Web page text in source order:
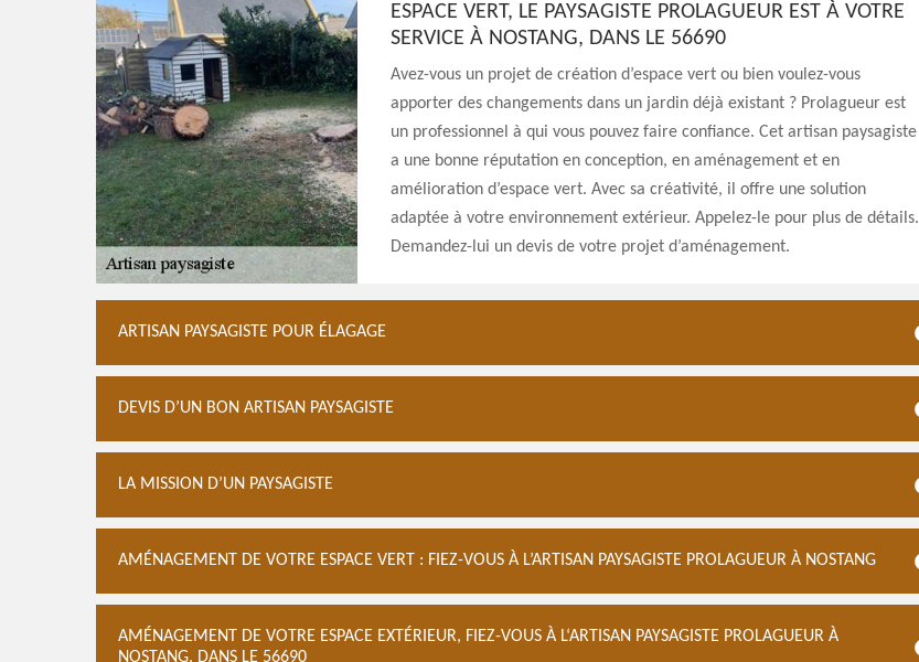
ESPACE VERT, LE PAYSAGISTE PROLAGUEUR EST À VOTRE
SERVICE À NOSTANG, DANS LE 56690
Avez-vous un projet de création d’espace vert ou bien voulez-vous
apporter des changements dans un jardin déjà existant ? Prolagueur est
un professionnel à qui vous pouvez faire confiance. Cet artisan paysagiste
a une bonne réputation en conception, en aménagement et en
amélioration d’espace vert. Avec sa créativité, il offre une solution
adaptée à votre environnement extérieur. Appelez-le pour plus de détails.
Demandez-lui un devis de votre projet d’aménagement.
ARTISAN PAYSAGISTE POUR ÉLAGAGE
DEVIS D’UN BON ARTISAN PAYSAGISTE
LA MISSION D’UN PAYSAGISTE
AMÉNAGEMENT DE VOTRE ESPACE VERT : FIEZ-VOUS À L’ARTISAN PAYSAGISTE PROLAGUEUR À NOSTANG
AMÉNAGEMENT DE VOTRE ESPACE EXTÉRIEUR, FIEZ-VOUS À L‘ARTISAN PAYSAGISTE PROLAGUEUR À
NOSTANG, DANS LE 56690